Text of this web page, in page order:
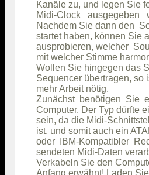
Kanäle zu, und legen Sie
Midi-Clock   ausgegeben
Nachdem Sie dann den
startet haben, können Sie
ausprobieren, welcher
mit welcher Stimme
Wollen Sie hingegen das
Sequencer übertragen, so
mehr Arbeit
Zunächst  benötigen  Sie
Computer. Der Typ dürfte
sein, da die Midi-
ist, und somit auch ein
oder  IBM-Kompatibler
sendeten Midi-Daten
Verkabeln Sie den